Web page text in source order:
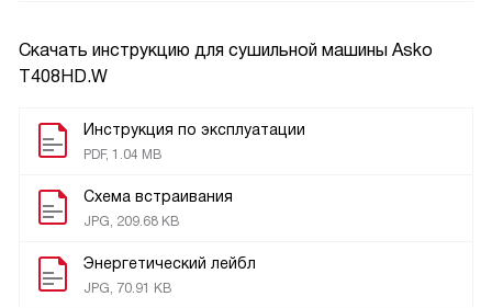
Скачать инструкцию для сушильной машины Asko
T408HD.W
Инструкция по эксплуатации
PDF, 1.04 MB
Схема встраивания
JPG, 209.68 KB
Энергетический лейбл
JPG, 70.91 KB